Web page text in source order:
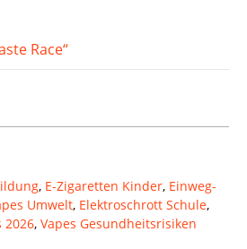
Race“
, E-Zigaretten Kinder, Einweg-
Umwelt, Elektroschrott Schule,
2026, Vapes Gesundheitsrisiken